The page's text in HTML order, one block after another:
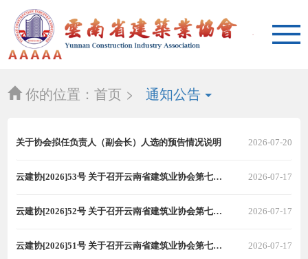
你的位置：首页 > 通知公告
关于协会拟任负责人（副会长）人选的预告情况说明 2026-07-20
云建协[2026]53号 关于召开云南省建筑业协会第七届第三次理事会的通知 2026-07-17
云建协[2026]52号 关于召开云南省建筑业协会第七届第三次常务理事会的通知 2026-07-17
云建协[2026]51号 关于召开云南省建筑业协会第七届第二次会长会的通知 2026-07-17